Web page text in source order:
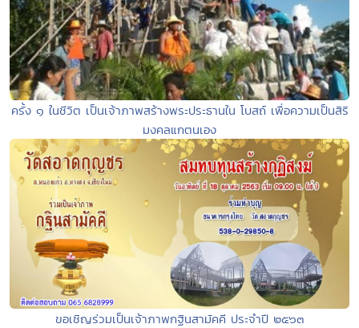
ครั้ง ๑ ในชีวิต เป็นเจ้าภาพสร้างพระประธานใน โบสถ์ เพื่อความเป็นสิริ
มงคลแกตนเอง
ขอเชิญร่วมเป็นเจ้าภาพกฐินสามัคคี ประจำปี ๒๕๖๓